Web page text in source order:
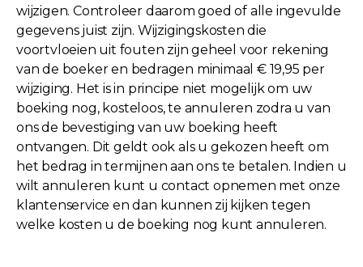
wijzigen. Controleer daarom goed of alle ingevulde
gegevens juist zijn. Wijzigingskosten die
voortvloeien uit fouten zijn geheel voor rekening
van de boeker en bedragen minimaal € 19,95 per
wijziging. Het is in principe niet mogelijk om uw
boeking nog, kosteloos, te annuleren zodra u van
ons de bevestiging van uw boeking heeft
ontvangen. Dit geldt ook als u gekozen heeft om
het bedrag in termijnen aan ons te betalen. Indien u
wilt annuleren kunt u contact opnemen met onze
klantenservice en dan kunnen zij kijken tegen
welke kosten u de boeking nog kunt annuleren.